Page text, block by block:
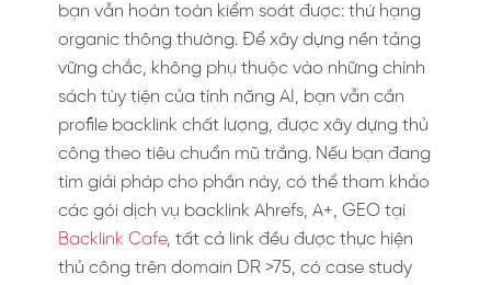
bạn vẫn hoàn toàn kiểm soát được: thứ hạng
organic thông thường. Để xây dựng nền tảng
vững chắc, không phụ thuộc vào những chính
sách tùy tiện của tính năng AI, bạn vẫn cần
profile backlink chất lượng, được xây dựng thủ
công theo tiêu chuẩn mũ trắng. Nếu bạn đang
tìm giải pháp cho phần này, có thể tham khảo
các gói dịch vụ backlink Ahrefs, A+, GEO tại
Backlink Cafe, tất cả link đều được thực hiện
thủ công trên domain DR >75, có case study